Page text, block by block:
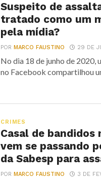
Suspeito de
tratado como um
pela mídia?
PORMARCO FAUSTINO 29 DE
No dia 18 de junho de 2020,
no Facebook compartilhou
CRIMES
Casal de bandidos
vem se passando
da Sabesp para
PORMARCO FAUSTINO 3 DE